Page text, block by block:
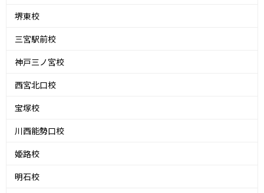
堺東校
三宮駅前校
神戸三ノ宮校
西宮北口校
宝塚校
川西能勢口校
姫路校
明石校